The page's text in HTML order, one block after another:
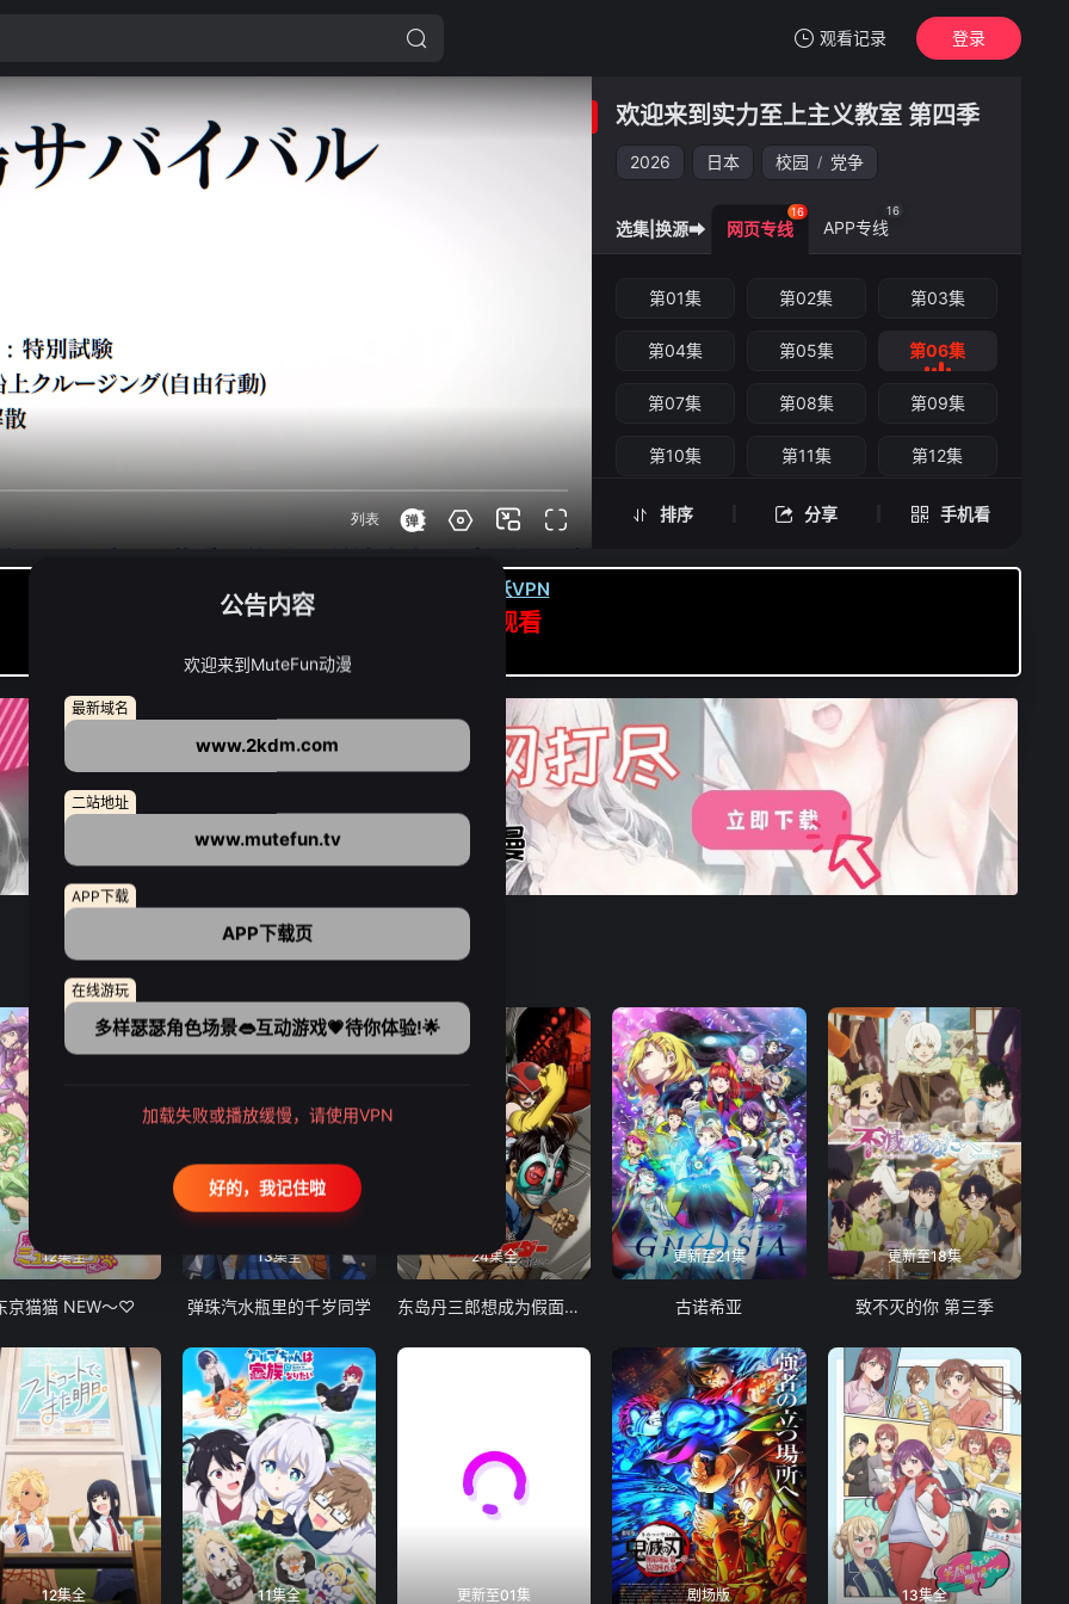
观看记录
我的观影记录
第06集
欢迎来到实力至上主义教室 第四季
登录
欢迎来到实力至上主义教室 第四季
2026 日本 校园 / 党争
排序 分享 手机看
欢迎来到实力至上主义教室 第四季 -第06集
选集|换源➡ 网页专线
16
APP专线
16
第01集 第02集 第03集
第04集 第05集 第06集
第07集 第08集 第09集
第10集 第11集 第12集
第13集 第14集 第15集
卡顿请翻墙(亚洲节点优先): 下载虎跃VPN
APP高速专线可前往APP观看
点我下载APP（仅安卓/苹果暂无）
12集全
京猫猫 NEW～♡
13集全
弹珠汽水瓶里的千岁同学
24集全
东岛丹三郎想成为假面骑士
更新至21集
古诺希亚
更新至18集
致不灭的你 第三季
12集全 11集全 更新至01集 剧场版 13集全
公告内容
欢迎来到MuteFun动漫
最新域名
www.2kdm.com
二站地址
www.mutefun.tv
APP下载
APP下载页
在线游玩
多样瑟瑟角色场景👄互动游戏💗待你体验!🌟
加载失败或播放缓慢，请使用VPN
好的，我记住啦